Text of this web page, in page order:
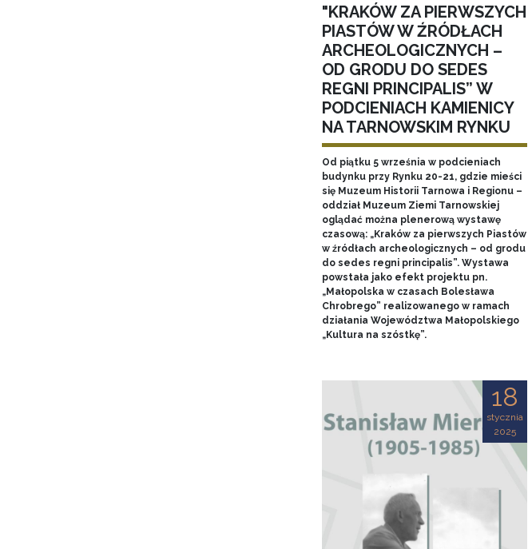
"KRAKÓW ZA PIERWSZYCH
PIASTÓW W ŹRÓDŁACH
ARCHEOLOGICZNYCH –
OD GRODU DO SEDES
REGNI PRINCIPALIS” W
PODCIENIACH KAMIENICY
NA TARNOWSKIM RYNKU
Od piątku 5 września w podcieniach
budynku przy Rynku 20-21, gdzie mieści
się Muzeum Historii Tarnowa i Regionu –
oddział Muzeum Ziemi Tarnowskiej
oglądać można plenerową wystawę
czasową: „Kraków za pierwszych Piastów
w źródłach archeologicznych – od grodu
do sedes regni principalis”. Wystawa
powstała jako efekt projektu pn.
„Małopolska w czasach Bolesława
Chrobrego” realizowanego w ramach
działania Województwa Małopolskiego
„Kultura na szóstkę”.
18
stycznia
2025